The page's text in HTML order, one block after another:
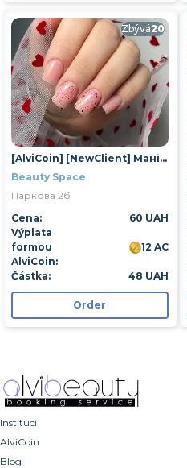
Zbývá20
[AlviCoin] [NewClient] Манікюр із покриттям гель-лаком
Beauty Space
Паркова 2б
Cena:
60 UAH
Výplata
formou
AlviCoin:
12 AC
Částka: 48 UAH
Order
Institucí
AlviCoin
Blog